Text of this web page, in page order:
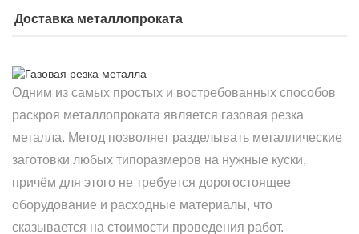
Доставка металлопроката
Одним из самых простых и востребованных способов
раскроя металлопроката является газовая резка
металла. Метод позволяет разделывать металлические
заготовки любых типоразмеров на нужные куски,
причём для этого не требуется дорогостоящее
оборудование и расходные материалы, что
сказывается на стоимости проведения работ.